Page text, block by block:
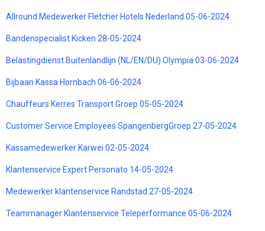
Allround Medewerker Fletcher Hotels Nederland 05-06-2024
Bandenspecialist Kicken 28-05-2024
Belastingdienst Buitenlandlijn (NL/EN/DU) Olympia 03-06-2024
Bijbaan Kassa Hornbach 06-06-2024
Chauffeurs Kerres Transport Groep 05-05-2024
Customer Service Employees SpangenbergGroep 27-05-2024
Kassamedewerker Karwei 02-05-2024
Klantenservice Expert Personato 14-05-2024
Medewerker klantenservice Randstad 27-05-2024
Teammanager Klantenservice Teleperformance 05-06-2024